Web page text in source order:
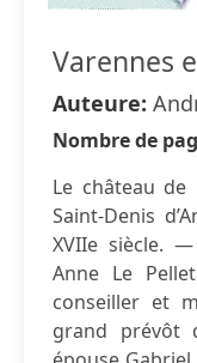
Varennes
Auteure:
Nombre de
Le château
Saint-Denis
XVIIe siècle.
Anne Le
conseiller et
grand prévôt